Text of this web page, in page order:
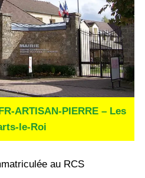
ARTISAN-PIERRE – Les
le-Roi
au RCS